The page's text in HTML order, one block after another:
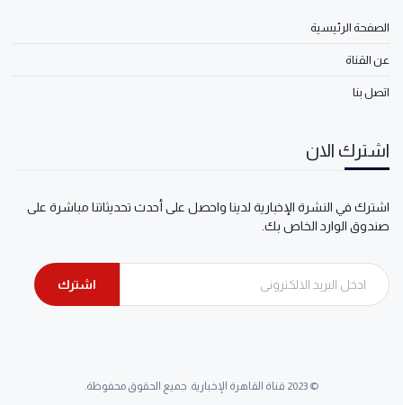
الصفحة الرئيسية
عن القناة
اتصل بنا
اشترك الان
اشترك في النشرة الإخبارية لدينا واحصل على أحدث تحديثاتنا مباشرة على
صندوق الوارد الخاص بك.
اشترك
© 2023 قناة القاهرة الإخبارية. جميع الحقوق محفوظة.